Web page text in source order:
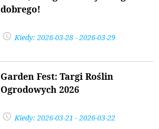
dobrego!
Kiedy: 2026-03-28 - 2026-03-29
Garden Fest: Targi Roślin
Ogrodowych 2026
Kiedy: 2026-03-21 - 2026-03-22